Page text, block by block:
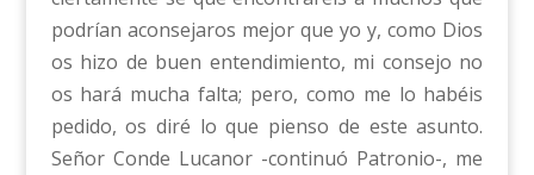
podrían aconsejaros mejor que yo y, como Dios
os hizo de buen entendimiento, mi consejo no
os hará mucha falta; pero, como me lo habéis
pedido, os diré lo que pienso de este asunto.
Señor Conde Lucanor -continuó Patronio-, me